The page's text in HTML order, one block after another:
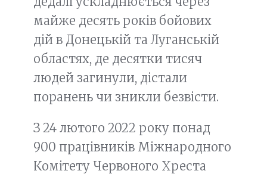
майже десять років бойових
дій в Донецькій та Луганській
областях, де десятки тисяч
людей загинули, дістали
поранень чи зникли безвісти.
З 24 лютого 2022 року понад
900 працівників Міжнародного
Комітету Червоного Хреста